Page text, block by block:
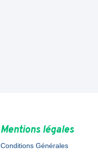
Mentions légales
Conditions Générales